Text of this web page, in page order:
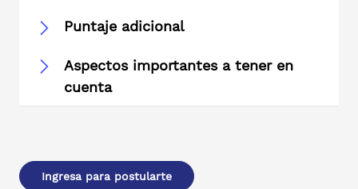
Puntaje adicional
Aspectos importantes a tener en
cuenta
Ingresa para postularte